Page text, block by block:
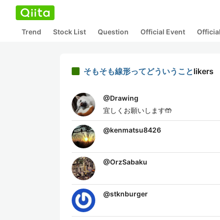
Trend Stock List Question Official Event
そもそも線形ってどういうことlikers
@Drawing
宜しくお願いします🤲
@kenmatsu8426
@OrzSabaku
@stknburger